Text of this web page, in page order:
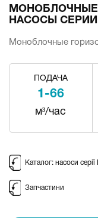
НАСОСЫ СЕРИИ
Моноблочные
ПОДАЧА
1-66
м³/час
Каталог: насоси
Запчастини